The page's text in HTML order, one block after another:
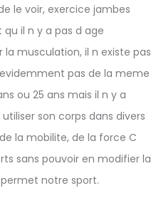
le voir, exercice jambes
qu il n y a pas d age
musculation, il n existe pas
pas de la meme
ou 25 ans mais il n y a
son corps dans divers
la mobilite, de la force C
sans pouvoir en modifier la
notre sport.